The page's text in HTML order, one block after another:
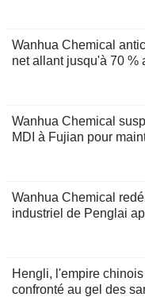
Wanhua Chemical
net allant jusqu'à 70 %
Wanhua Chemical
MDI à Fujian pour
Wanhua Chemical
industriel de Penglai
Hengli, l'empire
confronté au gel des